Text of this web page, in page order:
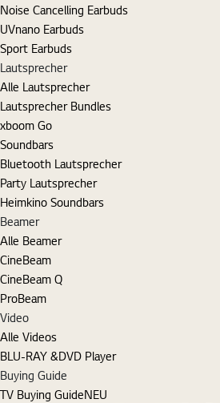
Noise Cancelling Earbuds
UVnano Earbuds
Sport Earbuds
Lautsprecher
Alle Lautsprecher
Lautsprecher Bundles
xboom Go
Soundbars
Bluetooth Lautsprecher
Party Lautsprecher
Heimkino Soundbars
Beamer
Alle Beamer
CineBeam
CineBeam Q
ProBeam
Video
Alle Videos
BLU-RAY &DVD Player
Buying Guide
TV Buying GuideNEU